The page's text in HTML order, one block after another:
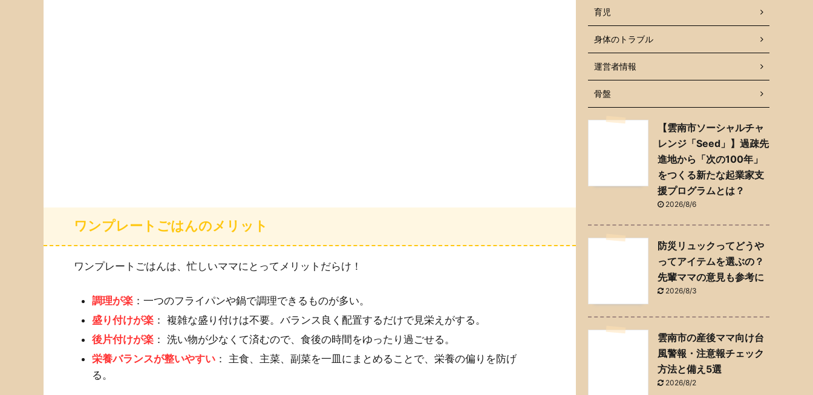
ワンプレートごはんのメリット
ワンプレートごはんは、忙しいママにとってメリットだらけ！
調理が楽 ：一つのフライパンや鍋で調理できるものが多い。
盛り付けが楽 ： 複雑な盛り付けは不要。バランス良く配置するだけで見栄えがする。
後片付けが楽 ： 洗い物が少なくて済むので、食後の時間をゆったり過ごせる。
栄養バランスが整いやすい ： 主食、主菜、副菜を一皿にまとめることで、栄養の偏りを防げ
る。
育児
身体のトラブル
運営者情報
骨盤
【雲南市ソーシャルチャ
レンジ「Seed」】過疎先
進地から「次の100年」
をつくる新たな起業家支
援プログラムとは？
2026/8/6
防災リュックってどうや
ってアイテムを選ぶの？
先輩ママの意見も参考に
2026/8/3
雲南市の産後ママ向け台
風警報・注意報チェック
方法と備え5選
2026/8/2